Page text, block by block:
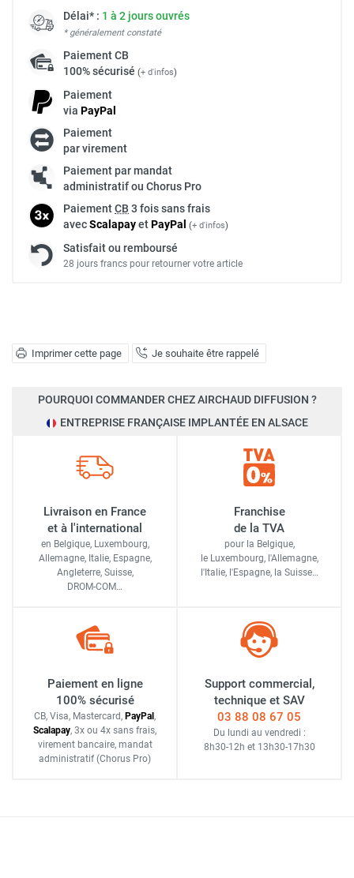
Imprimer cette page Je souhaite être rappelé
Délai* : 1 à 2 jours ouvrés
* généralement constaté
PaiementCB
100% sécurisé (+ d'infos)
Paiement
via PayPal
Paiement
par virement
Paiement par mandat
administratif ou Chorus Pro
PaiementCB 3 fois sans frais
avecScalapayetPayPal (+ d'infos)
Satisfait ou remboursé
28 jours francs pour retourner votre article
POURQUOI COMMANDER CHEZ AIRCHAUD DIFFUSION ?
ENTREPRISE FRANÇAISE IMPLANTÉE EN ALSACE
Livraison en France
et à l'international
en Belgique, Luxembourg,
Allemagne, Italie, Espagne,
Angleterre, Suisse,
DROM-COM…
Franchise
de la TVA
pour la Belgique,
le Luxembourg, l'Allemagne,
l'Italie, l'Espagne, la Suisse…
Paiement en ligne
100% sécurisé
CB, Visa, Mastercard, PayPal ,
Scalapay, 3x ou 4x sans frais,
virement bancaire, mandat
administratif (Chorus Pro)
Support commercial,
technique et SAV
03 88 08 67 05
Du lundi au vendredi :
8h30-12h et 13h30-17h30